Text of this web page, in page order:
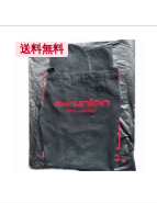
送料無料